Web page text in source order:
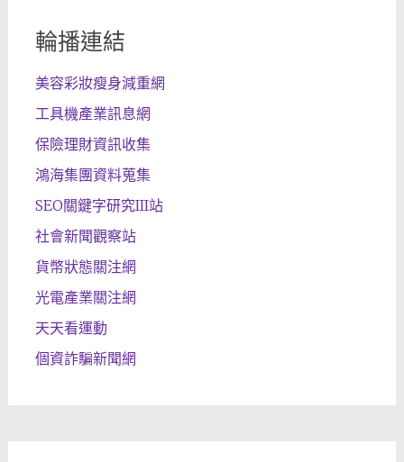
輪播連結
美容彩妝瘦身減重網
工具機產業訊息網
保險理財資訊收集
鴻海集團資料蒐集
SEO關鍵字研究III站
社會新聞觀察站
貨幣狀態關注網
光電產業關注網
天天看運動
個資詐騙新聞網